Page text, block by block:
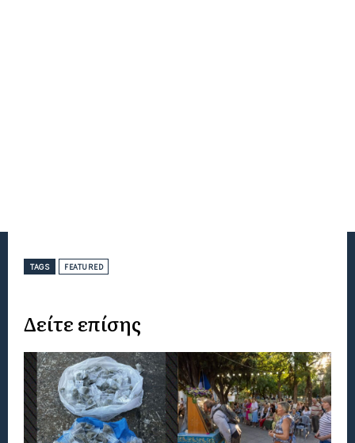
TAGS FEATURED
Δείτε επίσης